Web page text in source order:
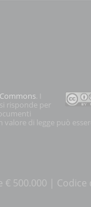
. I
risponde per
di legge può
€ 500.000 |